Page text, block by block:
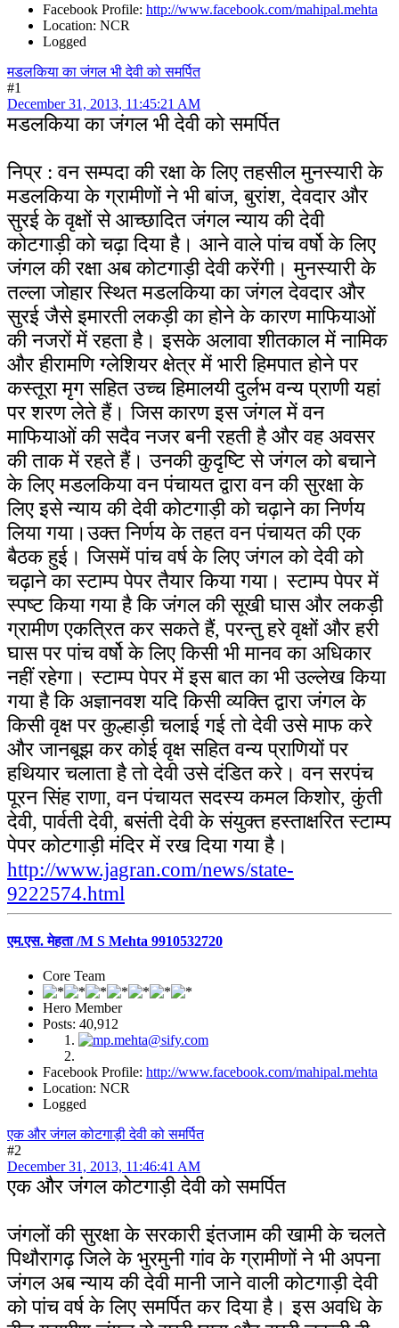
Facebook Profile: http://www.facebook.com/mahipal.mehta
Location: NCR
Logged
मडलकिया का जंगल भी देवी को समर्पित
#1
December 31, 2013, 11:45:21 AM
मडलकिया का जंगल भी देवी को समर्पित
निप्र : वन सम्पदा की रक्षा के लिए तहसील मुनस्यारी के
मडलकिया के ग्रामीणों ने भी बांज, बुरांश, देवदार और
सुरई के वृक्षों से आच्छादित जंगल न्याय की देवी
कोटगाड़ी को चढ़ा दिया है। आने वाले पांच वर्षो के लिए
जंगल की रक्षा अब कोटगाड़ी देवी करेंगी।मुनस्यारी के
तल्ला जोहार स्थित मडलकिया का जंगल देवदार और
सुरई जैसे इमारती लकड़ी का होने के कारण माफियाओं
की नजरों में रहता है। इसके अलावा शीतकाल में नामिक
और हीरामणि ग्लेशियर क्षेत्र में भारी हिमपात होने पर
कस्तूरा मृग सहित उच्च हिमालयी दुर्लभ वन्य प्राणी यहां
पर शरण लेते हैं। जिस कारण इस जंगल में वन
माफियाओं की सदैव नजर बनी रहती है और वह अवसर
की ताक में रहते हैं। उनकी कुदृष्टि से जंगल को बचाने
के लिए मडलकिया वन पंचायत द्वारा वन की सुरक्षा के
लिए इसे न्याय की देवी कोटगाड़ी को चढ़ाने का निर्णय
लिया गया।उक्त निर्णय के तहत वन पंचायत की एक
बैठक हुई। जिसमें पांच वर्ष के लिए जंगल को देवी को
चढ़ाने का स्टाम्प पेपर तैयार किया गया। स्टाम्प पेपर में
स्पष्ट किया गया है कि जंगल की सूखी घास और लकड़ी
ग्रामीण एकत्रित कर सकते हैं, परन्तु हरे वृक्षों और हरी
घास पर पांच वर्षो के लिए किसी भी मानव का अधिकार
नहीं रहेगा। स्टाम्प पेपर में इस बात का भी उल्लेख किया
गया है कि अज्ञानवश यदि किसी व्यक्ति द्वारा जंगल के
किसी वृक्ष पर कुल्हाड़ी चलाई गई तो देवी उसे माफ करे
और जानबूझ कर कोई वृक्ष सहित वन्य प्राणियों पर
हथियार चलाता है तो देवी उसे दंडित करे।वन सरपंच
पूरन सिंह राणा, वन पंचायत सदस्य कमल किशोर, कुंती
देवी, पार्वती देवी, बसंती देवी के संयुक्त हस्ताक्षरित स्टाम्प
पेपर कोटगाड़ी मंदिर में रख दिया गया है।
http://www.jagran.com/news/state-
9222574.html
एम.एस. मेहता /M S Mehta 9910532720
Core Team
Hero Member
Posts: 40,912
Facebook Profile: http://www.facebook.com/mahipal.mehta
Location: NCR
Logged
एक और जंगल कोटगाड़ी देवी को समर्पित
#2
December 31, 2013, 11:46:41 AM
एक और जंगल कोटगाड़ी देवी को समर्पित
जंगलों की सुरक्षा के सरकारी इंतजाम की खामी के चलते
पिथौरागढ़ जिले के भुरमुनी गांव के ग्रामीणों ने भी अपना
जंगल अब न्याय की देवी मानी जाने वाली कोटगाड़ी देवी
को पांच वर्ष के लिए समर्पित कर दिया है। इस अवधि के